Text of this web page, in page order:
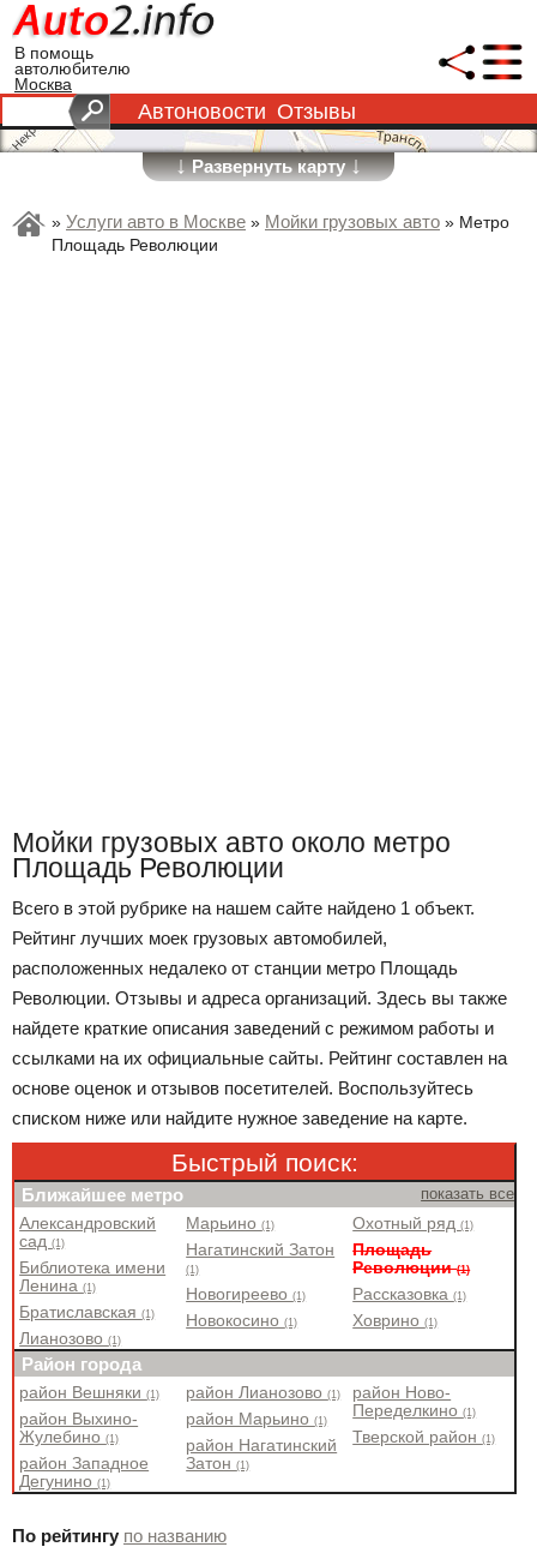
В помощь
автолюбителю
Москва
Автоновости Отзывы
↓Развернуть карту↓
» Услуги авто в Москве » Мойки грузовых авто » Метро
Площадь Революции
Мойки грузовых авто около метро
Площадь Революции
Всего в этой рубрике на нашем сайте найдено 1 объект.
Рейтинг лучших моек грузовых автомобилей,
расположенных недалеко от станции метро Площадь
Революции. Отзывы и адреса организаций. Здесь вы также
найдете краткие описания заведений с режимом работы и
ссылками на их официальные сайты. Рейтинг составлен на
основе оценок и отзывов посетителей. Воспользуйтесь
списком ниже или найдите нужное заведение на карте.
Быстрый поиск:
Ближайшее метро показать все
Александровский
сад(1)
Библиотека имени
Ленина(1)
Братиславская(1)
Лианозово(1)
Марьино(1)
Нагатинский Затон
(1)
Новогиреево(1)
Новокосино(1)
Охотный ряд(1)
Площадь
Революции(1)
Рассказовка(1)
Ховрино(1)
Район города
район Вешняки(1)
район Выхино-
Жулебино(1)
район Западное
Дегунино(1)
район Лианозово(1)
район Марьино(1)
район Нагатинский
Затон(1)
район Ново-
Переделкино(1)
Тверской район(1)
По рейтингу по названию